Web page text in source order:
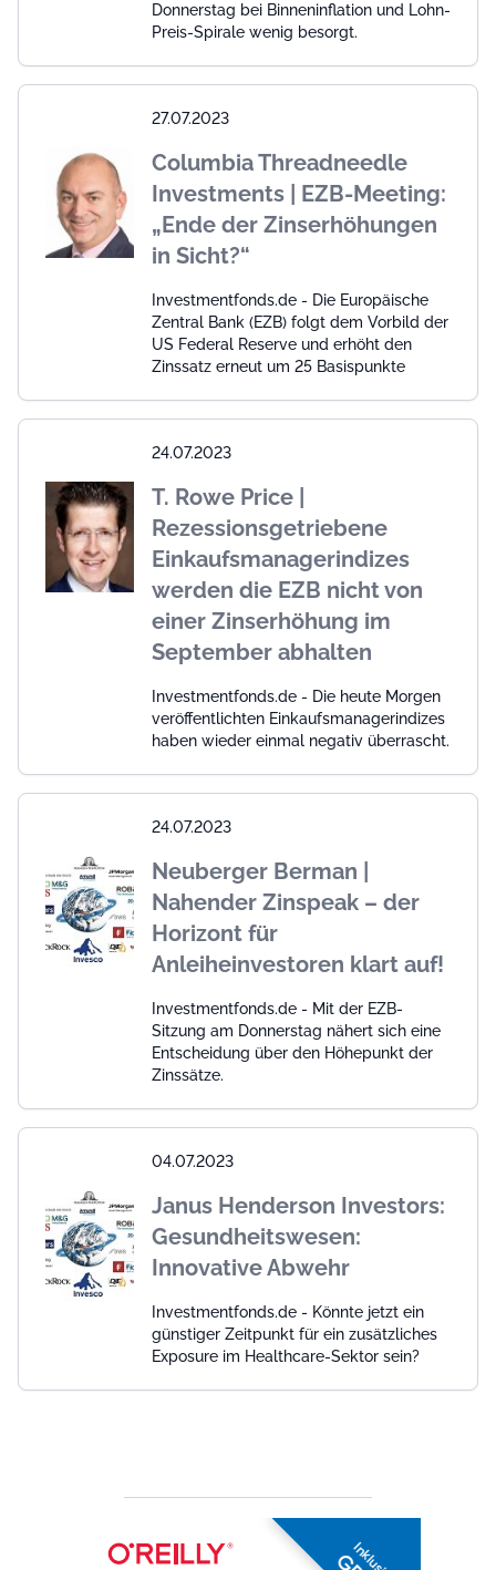
Donnerstag bei Binneninflation und Lohn-
Preis-Spirale wenig besorgt.
27.07.2023
Columbia Threadneedle
Investments | EZB-Meeting:
„Ende der Zinserhöhungen
in Sicht?“
Investmentfonds.de - Die Europäische
Zentral Bank (EZB) folgt dem Vorbild der
US Federal Reserve und erhöht den
Zinssatz erneut um 25 Basispunkte
24.07.2023
T. Rowe Price |
Rezessionsgetriebene
Einkaufsmanagerindizes
werden die EZB nicht von
einer Zinserhöhung im
September abhalten
Investmentfonds.de - Die heute Morgen
veröffentlichten Einkaufsmanagerindizes
haben wieder einmal negativ überrascht.
24.07.2023
Neuberger Berman |
Nahender Zinspeak – der
Horizont für
Anleiheinvestoren klart auf!
Investmentfonds.de - Mit der EZB-
Sitzung am Donnerstag nähert sich eine
Entscheidung über den Höhepunkt der
Zinssätze.
04.07.2023
Janus Henderson Investors:
Gesundheitswesen:
Innovative Abwehr
Investmentfonds.de - Könnte jetzt ein
günstiger Zeitpunkt für ein zusätzliches
Exposure im Healthcare-Sektor sein?